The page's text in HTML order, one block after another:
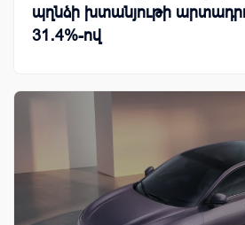
պղնձի խտանյութի
31․4%-ով